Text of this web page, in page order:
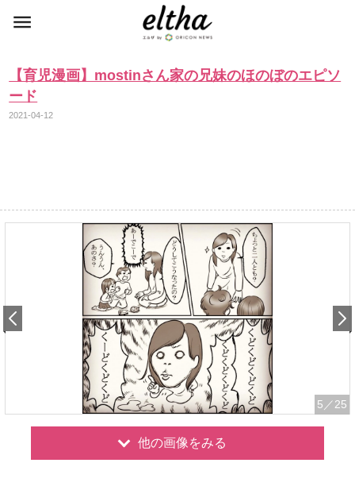
【育児漫画】mostinさん家の兄妹のほのぼのエピソ
ード
2021-04-12
5 ／25
他の画像をみる